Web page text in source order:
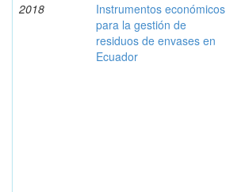
2018
Instrumentos económicos
para la gestión de
residuos de envases en
Ecuador